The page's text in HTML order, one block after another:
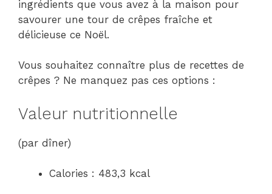
ingrédients que vous avez à la maison pour
savourer une tour de crêpes fraîche et
délicieuse ce Noël.
Vous souhaitez connaître plus de recettes de
crêpes ? Ne manquez pas ces options :
Valeur nutritionnelle
(par dîner)
Calories : 483,3 kcal